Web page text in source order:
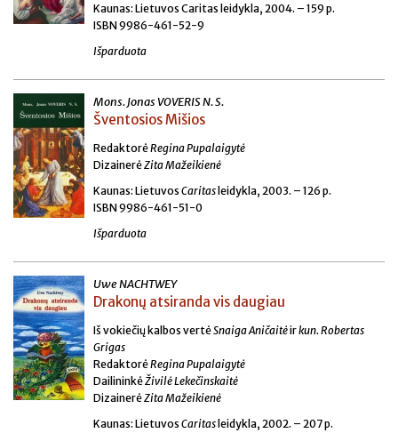
Kaunas: Lietuvos Caritas leidykla, 2004. – 159 p.
ISBN 9986-461-52-9
Išparduota
Mons. Jonas VOVERIS N. S.
Šventosios Mišios
RedaktorėRegina Pupalaigytė
DizainerėZita Mažeikienė
Kaunas: Lietuvos Caritas leidykla, 2003. – 126 p.
ISBN 9986-461-51-0
Išparduota
Uwe NACHTWEY
Drakonų atsiranda vis daugiau
Iš vokiečių kalbos vertėSnaiga Aničaitėirkun. Robertas
Grigas
RedaktorėRegina Pupalaigytė
DailininkėŽivilė Lekečinskaitė
DizainerėZita Mažeikienė
Kaunas: Lietuvos Caritas leidykla, 2002. – 207 p.